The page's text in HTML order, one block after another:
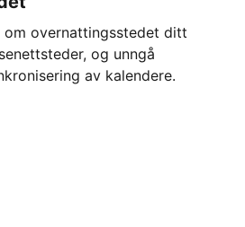
overnattingsstedet ditt
og unngå
av kalendere.